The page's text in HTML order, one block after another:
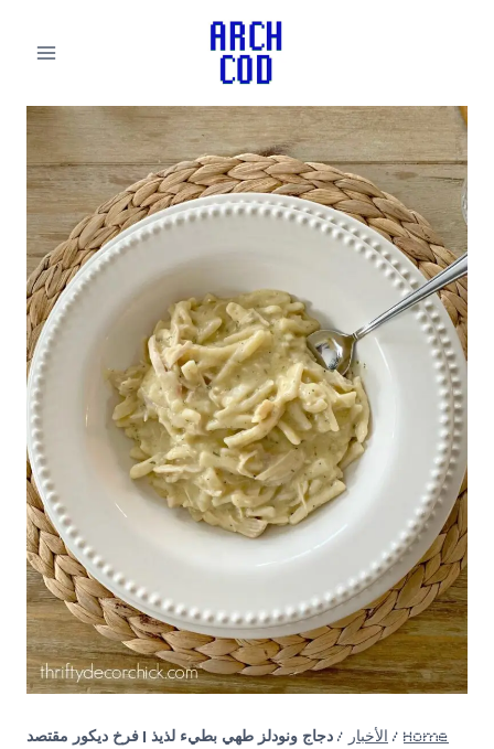
Home
/ الأخبار / دجاج ونودلز طهي بطيء لذيذ | فرخ ديكور مقتصد